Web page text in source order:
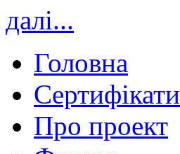
далі...
Головна
Сертифікати
Про проект